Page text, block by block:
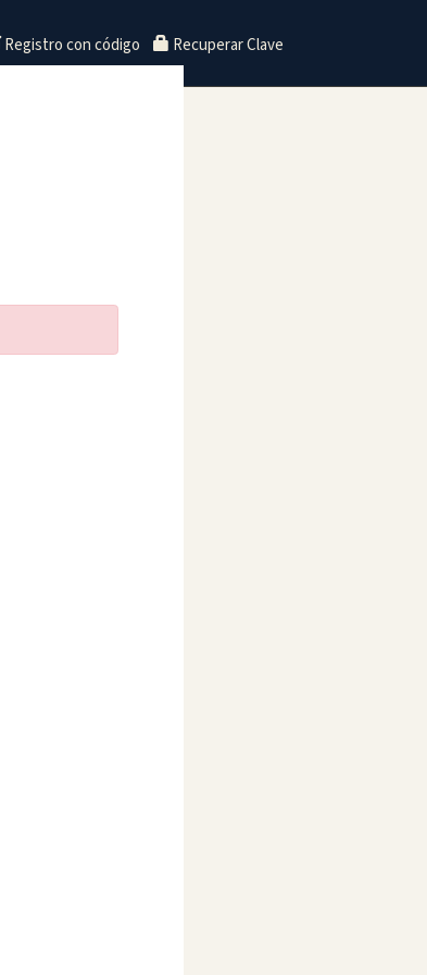
Registro con código Recuperar Clave